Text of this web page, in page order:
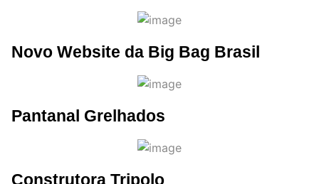
Novo Website da Big Bag Brasil
Pantanal Grelhados
Construtora Tripolo